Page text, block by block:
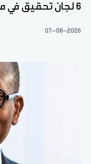
6 لجان تحقيق في ملفات حساسة
07-08-2026